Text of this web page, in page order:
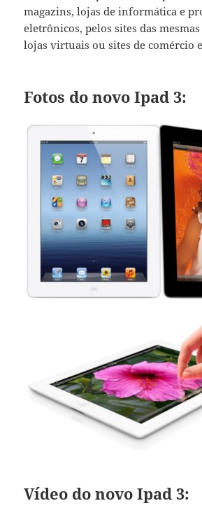
magazins, lojas de informática e
eletrônicos, pelos sites das
lojas virtuais ou sites de comércio
Fotos do novo Ipad 3:
Vídeo do novo Ipad 3: